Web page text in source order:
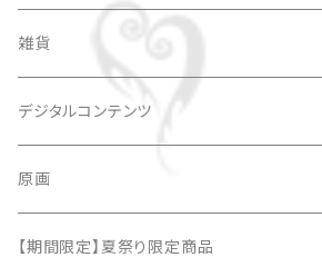
Tシャツ
DSK手描きTシャツ
キャップ
キャラクターキャップ
雑貨
缶バッジ
キーホルダー
うちわ
デジタルコンテンツ
イラスト
SHOWROOMオリジナルアバター(全身/2-3頭身)
チケット
原画
似顔絵
【期間限定】夏祭り限定商品